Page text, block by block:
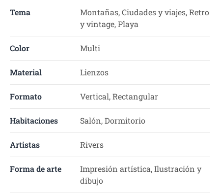
Tema
Montañas, Ciudades y viajes, Retro
y vintage, Playa
Color Multi
Material Lienzos
Formato Vertical, Rectangular
Habitaciones Salón, Dormitorio
Artistas Rivers
Forma de arte
Impresión artística, Ilustración y
dibujo